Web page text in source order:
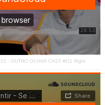
- OUTRO OLHAR CAST #O1 Right